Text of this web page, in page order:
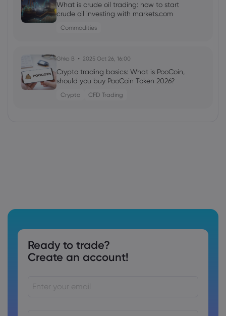
What is crude oil trading: how to start
crude oil investing with markets.com
Commodities
Ghko B 2025 Oct 26, 16:00
Crypto trading basics: What is PooCoin,
should you buy PooCoin Token 2026?
Crypto CFD Trading
Ready to trade?
Create an account!